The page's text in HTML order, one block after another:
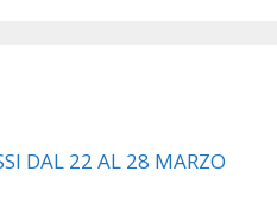
DAL 22 AL 28 MARZO